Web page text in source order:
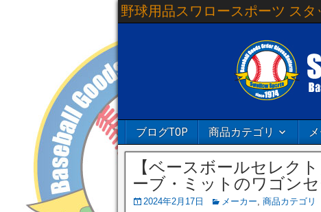
野球用品スワロースポーツ スタ
ブログTOP 商品カテゴリ
【ベースボールセレク
ーブ・ミットのワゴン
2024年2月17日 メーカー, 商品カテゴリ